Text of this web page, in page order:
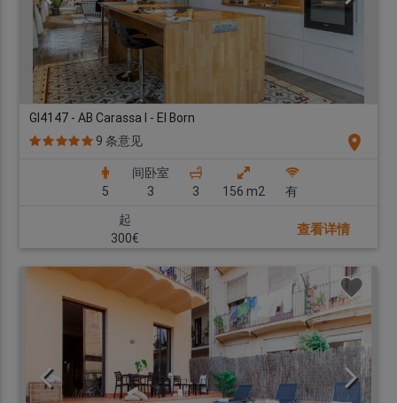
GI4147 - AB Carassa I - El Born
9 条意见
location_on
5
间卧室
3
3 156 m2
有
起
300€
查看详情